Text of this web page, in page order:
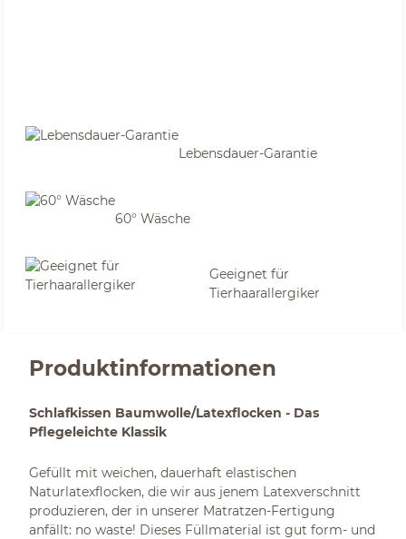
Lebensdauer-Garantie
60° Wäsche
Geeignet für
Tierhaarallergiker
Produktinformationen
Schlafkissen Baumwolle/Latexflocken - Das
Pflegeleichte Klassik
Gefüllt mit weichen, dauerhaft elastischen
Naturlatexflocken, die wir aus jenem Latexverschnitt
produzieren, der in unserer Matratzen-Fertigung
anfällt: no waste! Dieses Füllmaterial ist gut form- und